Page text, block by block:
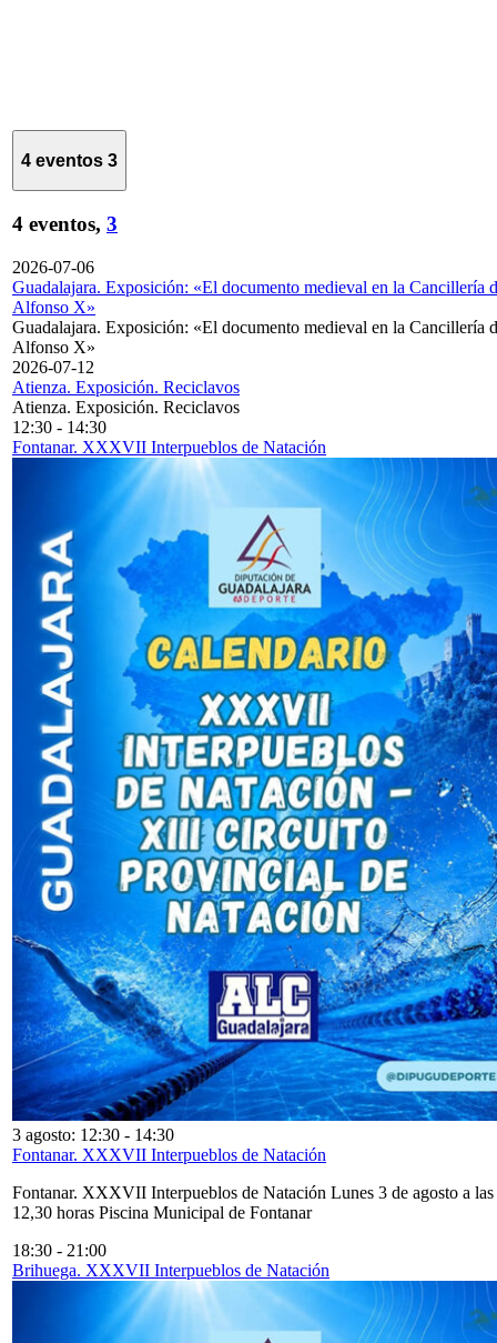
4 eventos 3
4 eventos, 3
2026-07-06
Guadalajara. Exposición: «El documento medieval en la Cancillería
Alfonso X»
Guadalajara. Exposición: «El documento medieval en la Cancillería
Alfonso X»
2026-07-12
Atienza. Exposición. Reciclavos
Atienza. Exposición. Reciclavos
12:30 - 14:30
Fontanar. XXXVII Interpueblos de Natación
3 agosto: 12:30 - 14:30
Fontanar. XXXVII Interpueblos de Natación
Fontanar. XXXVII Interpueblos de Natación Lunes 3 de agosto a las
12,30 horas Piscina Municipal de Fontanar
18:30 - 21:00
Brihuega. XXXVII Interpueblos de Natación